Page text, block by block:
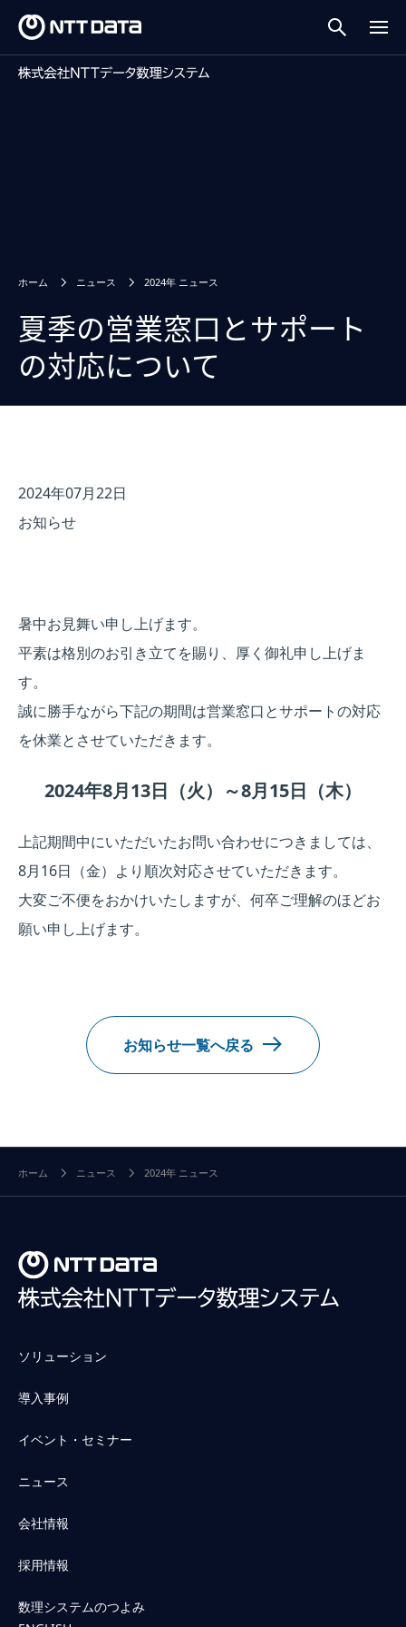
ホーム ニュース 2024年 ニュース
夏季の営業窓口とサポート
の対応について
2024年07月22日
お知らせ
暑中お見舞い申し上げます。
平素は格別のお引き立てを賜り、厚く御礼申し上げま
す。
誠に勝手ながら下記の期間は営業窓口とサポートの対応
を休業とさせていただきます。
2024年8月13日（火）～8月15日（木）
上記期間中にいただいたお問い合わせにつきましては、
8月16日（金）より順次対応させていただきます。
大変ご不便をおかけいたしますが、何卒ご理解のほどお
願い申し上げます。
お知らせ一覧へ戻る
ホーム ニュース 2024年 ニュース
ソリューション
導入事例
イベント・セミナー
ニュース
会社情報
採用情報
数理システムのつよみ